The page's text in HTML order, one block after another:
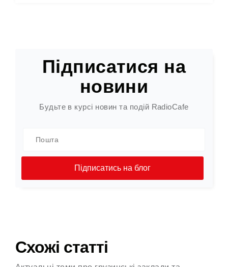
Підписатися на
новини
Будьте в курсі новин та подій RadioCafe
Підписатись на блог
Схожі статті